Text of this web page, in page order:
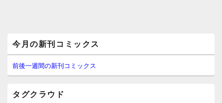
イ
ン
サ
イ
今月の新刊コミックス
前後一週間の新刊コミックス
タグクラウド